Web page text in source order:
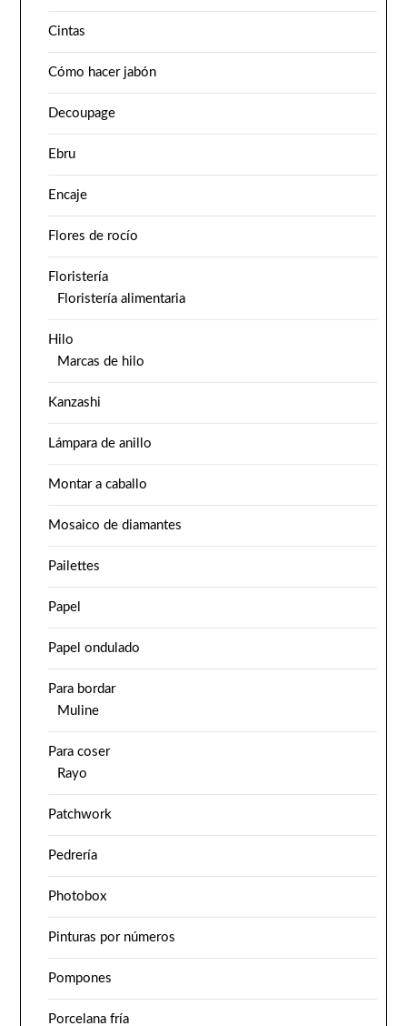
Cintas
Cómo hacer jabón
Decoupage
Ebru
Encaje
Flores de rocío
Floristería
Floristería alimentaria
Hilo
Marcas de hilo
Kanzashi
Lámpara de anillo
Montar a caballo
Mosaico de diamantes
Pailettes
Papel
Papel ondulado
Para bordar
Muline
Para coser
Rayo
Patchwork
Pedrería
Photobox
Pinturas por números
Pompones
Porcelana fría